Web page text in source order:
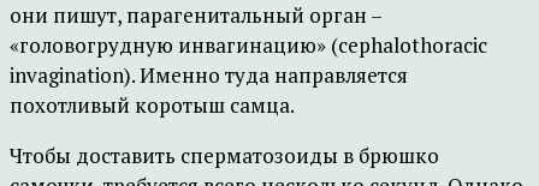
они пишут, парагенитальный орган –
«головогрудную инвагинацию» (cephalothoracic
invagination). Именно туда направляется
похотливый коротыш самца.
Чтобы доставить сперматозоиды в брюшко